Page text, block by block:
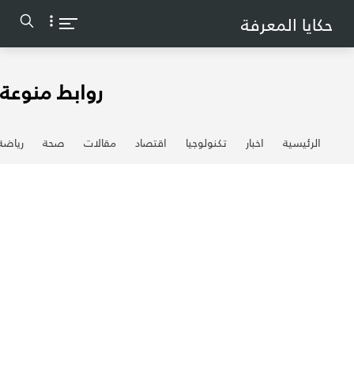
حكايا المعرفة
روابط منوعة
الرئيسية اخبار تكنولوجيا اقتصاد مقالات صحة